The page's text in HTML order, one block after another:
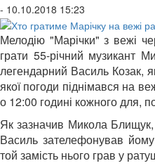
- 10.10.2018 15:23
Мелодію "Марічки" з вежі
грати 55-річний музикант
легендарний Василь Козак,
якої погоди піднімався на
о 12:00 годині кожного для,
Як зазначив Микола Блищук,
Василь зателефонував
той замість нього грав у